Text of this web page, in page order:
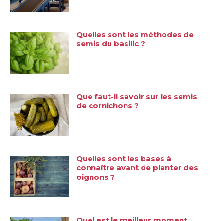
Quelles sont les méthodes de
semis du basilic ?
Que faut-il savoir sur les semis
de cornichons ?
Quelles sont les bases à
connaître avant de planter des
oignons ?